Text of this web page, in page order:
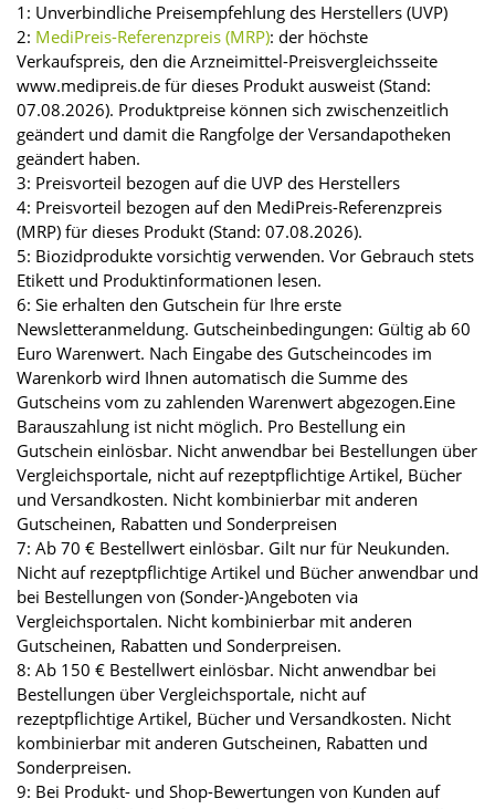
1: Unverbindliche Preisempfehlung des Herstellers (UVP)
2: MediPreis-Referenzpreis (MRP): der höchste
Verkaufspreis, den die Arzneimittel-Preisvergleichsseite
www.medipreis.de für dieses Produkt ausweist (Stand:
07.08.2026). Produktpreise können sich zwischenzeitlich
geändert und damit die Rangfolge der Versandapotheken
geändert haben.
3: Preisvorteil bezogen auf die UVP des Herstellers
4: Preisvorteil bezogen auf den MediPreis-Referenzpreis
(MRP) für dieses Produkt (Stand: 07.08.2026).
5: Biozidprodukte vorsichtig verwenden. Vor Gebrauch stets
Etikett und Produktinformationen lesen.
6: Sie erhalten den Gutschein für Ihre erste
Newsletteranmeldung. Gutscheinbedingungen: Gültig ab 60
Euro Warenwert. Nach Eingabe des Gutscheincodes im
Warenkorb wird Ihnen automatisch die Summe des
Gutscheins vom zu zahlenden Warenwert abgezogen.Eine
Barauszahlung ist nicht möglich. Pro Bestellung ein
Gutschein einlösbar. Nicht anwendbar bei Bestellungen über
Vergleichsportale, nicht auf rezeptpflichtige Artikel, Bücher
und Versandkosten. Nicht kombinierbar mit anderen
Gutscheinen, Rabatten und Sonderpreisen
7: Ab 70 € Bestellwert einlösbar. Gilt nur für Neukunden.
Nicht auf rezeptpflichtige Artikel und Bücher anwendbar und
bei Bestellungen von (Sonder-)Angeboten via
Vergleichsportalen. Nicht kombinierbar mit anderen
Gutscheinen, Rabatten und Sonderpreisen.
8: Ab 150 € Bestellwert einlösbar. Nicht anwendbar bei
Bestellungen über Vergleichsportale, nicht auf
rezeptpflichtige Artikel, Bücher und Versandkosten. Nicht
kombinierbar mit anderen Gutscheinen, Rabatten und
Sonderpreisen.
9: Bei Produkt- und Shop-Bewertungen von Kunden auf